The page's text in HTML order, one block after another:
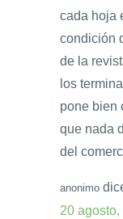
cada hoja
condición
de la
los
pone bien
que nada
del
anonimo
20